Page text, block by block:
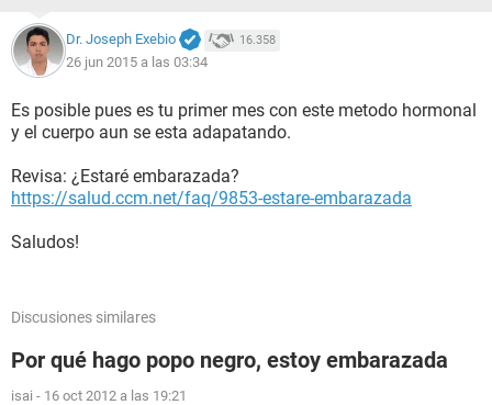
Dr. Joseph Exebio 16.358
26 jun 2015 a las 03:34
Es posible pues es tu primer mes con este metodo hormonal
y el cuerpo aun se esta adapatando.
Revisa: ¿Estaré embarazada?
https://salud.ccm.net/faq/9853-estare-embarazada
Saludos!
Discusiones similares
Por qué hago popo negro, estoy embarazada
isai - 16 oct 2012 a las 19:21